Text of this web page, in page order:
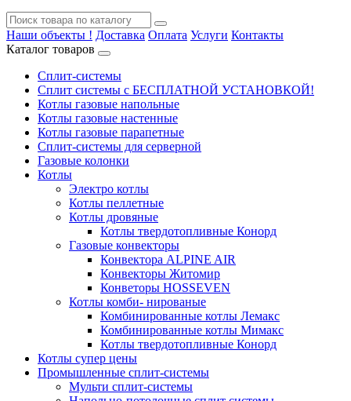
Наши объекты ! Доставка Оплата Услуги Контакты
Каталог товаров
Сплит-системы
Сплит системы с БЕСПЛАТНОЙ УСТАНОВКОЙ!
Котлы газовые напольные
Котлы газовые настенные
Котлы газовые парапетные
Сплит-системы для серверной
Газовые колонки
Котлы
Электро котлы
Котлы пеллетные
Котлы дровяные
Котлы твердотопливные Конорд
Газовые конвекторы
Конвектора ALPINE AIR
Конвекторы Житомир
Конветоры HOSSEVEN
Котлы комби- нированые
Комбинированные котлы Лемакс
Комбинированные котлы Мимакс
Котлы твердотопливные Конорд
Котлы супер цены
Промышленные сплит-системы
Мульти сплит-системы